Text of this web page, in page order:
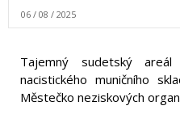
06 / 08 / 2025
Tajemný sudetský
nacistického muničního
Městečko neziskových